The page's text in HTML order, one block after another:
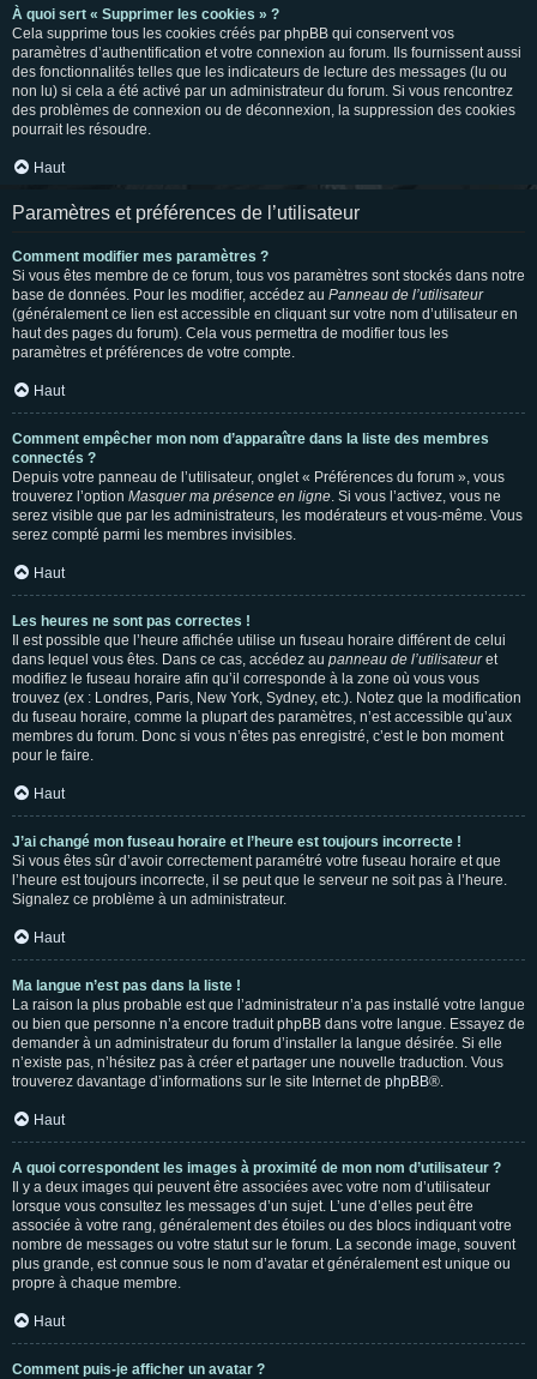
À quoi sert « Supprimer les cookies » ?
Cela supprime tous les cookies créés par phpBB qui conservent vos
paramètres d’authentification et votre connexion au forum. Ils fournissent aussi
des fonctionnalités telles que les indicateurs de lecture des messages (lu ou
non lu) si cela a été activé par un administrateur du forum. Si vous rencontrez
des problèmes de connexion ou de déconnexion, la suppression des cookies
pourrait les résoudre.
Haut
Paramètres et préférences de l’utilisateur
Comment modifier mes paramètres ?
Si vous êtes membre de ce forum, tous vos paramètres sont stockés dans notre
base de données. Pour les modifier, accédez au Panneau de l’utilisateur
(généralement ce lien est accessible en cliquant sur votre nom d’utilisateur en
haut des pages du forum). Cela vous permettra de modifier tous les
paramètres et préférences de votre compte.
Haut
Comment empêcher mon nom d’apparaître dans la liste des membres
connectés ?
Depuis votre panneau de l’utilisateur, onglet « Préférences du forum », vous
trouverez l’option Masquer ma présence en ligne. Si vous l’activez, vous ne
serez visible que par les administrateurs, les modérateurs et vous-même. Vous
serez compté parmi les membres invisibles.
Haut
Les heures ne sont pas correctes !
Il est possible que l’heure affichée utilise un fuseau horaire différent de celui
dans lequel vous êtes. Dans ce cas, accédez au panneau de l’utilisateuret
modifiez le fuseau horaire afin qu’il corresponde à la zone où vous vous
trouvez (ex : Londres, Paris, New York, Sydney, etc.). Notez que la modification
du fuseau horaire, comme la plupart des paramètres, n’est accessible qu’aux
membres du forum. Donc si vous n’êtes pas enregistré, c’est le bon moment
pour le faire.
Haut
J’ai changé mon fuseau horaire et l’heure est toujours incorrecte !
Si vous êtes sûr d’avoir correctement paramétré votre fuseau horaire et que
l’heure est toujours incorrecte, il se peut que le serveur ne soit pas à l’heure.
Signalez ce problème à un administrateur.
Haut
Ma langue n’est pas dans la liste !
La raison la plus probable est que l’administrateur n’a pas installé votre langue
ou bien que personne n’a encore traduit phpBB dans votre langue. Essayez de
demander à un administrateur du forum d’installer la langue désirée. Si elle
n’existe pas, n’hésitez pas à créer et partager une nouvelle traduction. Vous
trouverez davantage d’informations sur le site Internet de phpBB®.
Haut
A quoi correspondent les images à proximité de mon nom d’utilisateur ?
Il y a deux images qui peuvent être associées avec votre nom d’utilisateur
lorsque vous consultez les messages d’un sujet. L’une d’elles peut être
associée à votre rang, généralement des étoiles ou des blocs indiquant votre
nombre de messages ou votre statut sur le forum. La seconde image, souvent
plus grande, est connue sous le nom d’avatar et généralement est unique ou
propre à chaque membre.
Haut
Comment puis-je afficher un avatar ?